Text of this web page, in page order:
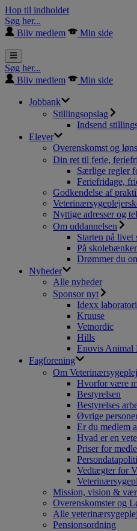
Hop til indholdet
Søg her...
Bliv medlem
Min side
Søg her...
Bliv medlem
Min side
Jobbank
Stillingsopslag
Indsend
Elever
Overenskomst og
Din ret til ferie,
Særlige regler
Feriefridage,
Godkendelse af
Nyttige adresser og
Om uddannelsen
Starten på
På
Drømmer du
Nyheder
Alle nyheder
Sponsor nyt
Idexx
Kruuse
Vetnordic
Hills
Enovis Animal
Fagforening
Om
Hvorfor være
Bestyrelsen
Bestyrelses
Øvrige
Er du medlem
Hvad er en
Priser for
Vedtægter for
Mission, vision &
Overenskomster og
Alle
Pensionsordning